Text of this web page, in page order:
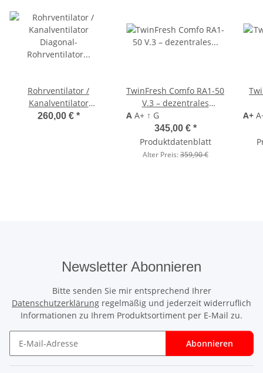
Rohrventilator /
Kanalventilator
Diagonal-Rohrventilator
260,00 € *
TwinFresh Comfo RA1-50
V.3 – dezentrales
Lüftungsgerät mit
Wärmerückgewinnung,
EC-Motor und
Fernbedienung
A A+ ↑ G
345,00 € *
Produktdatenblatt
Alter Preis:359,90 €
A+
Newsletter Abonnieren
Bitte senden Sie mir entsprechend Ihrer
Datenschutzerklärung regelmäßig und jederzeit widerruflich
Informationen zu Ihrem Produktsortiment per E-Mail zu.
Abonnieren